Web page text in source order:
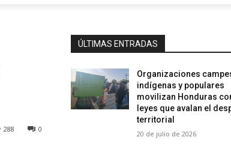
0
288
ÚLTIMAS ENTRADAS
Organizaciones
indígenas y populares
movilizan Honduras
leyes que avalan el
territorial
20 de julio de 2026